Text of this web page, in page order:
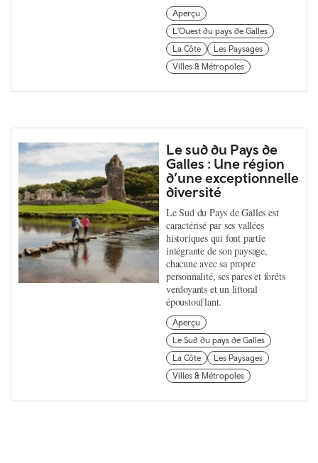
Aperçu
L'Ouest du pays de Galles
La Côte
Les Paysages
Villes & Métropoles
Le sud du Pays de
Galles : Une région
d’une exceptionnelle
diversité
Le Sud du Pays de Galles est
caractérisé par ses vallées
historiques qui font partie
intégrante de son paysage,
chacune avec sa propre
personnalité, ses parcs et forêts
verdoyants et un littoral
époustouflant.
Aperçu
Le Sud du pays de Galles
La Côte
Les Paysages
Villes & Métropoles